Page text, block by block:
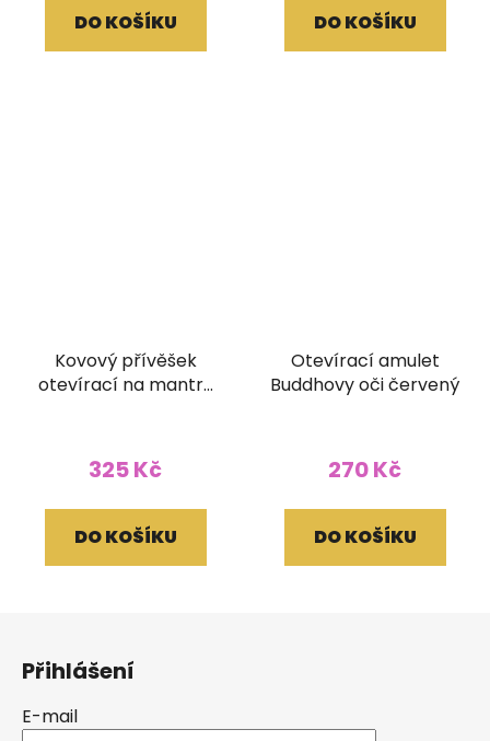
DO KOŠÍKU DO KOŠÍKU
Kovový přívěšek
otevírací na mantru
325 Kč
DO KOŠÍKU
Otevírací amulet
Buddhovy oči červený
270 Kč
DO KOŠÍKU
Přihlášení
E-mail